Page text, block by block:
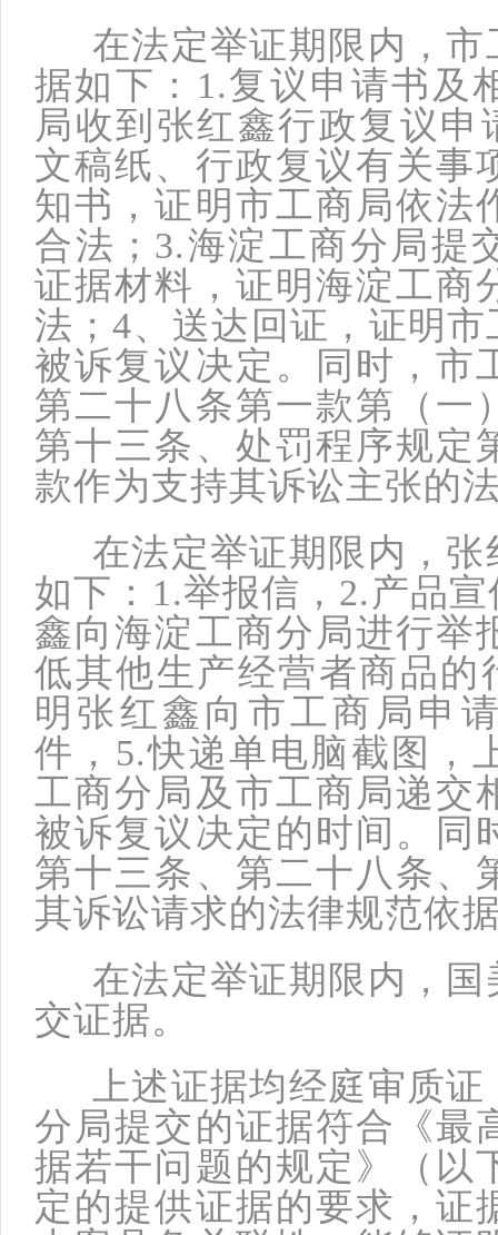
在法定举证期限内，市
据如下：1.复议申请书及
局收到张红鑫行政复议
文稿纸、行政复议有关事
知书，证明市工商局依法
合法；3.海淀工商分局提
证据材料，证明海淀工商
法；4、送达回证，证明
被诉复议决定。同时，市
第二十八条第一款第（一
第十三条、处罚程序规定
款作为支持其诉讼主张的
在法定举证期限内，张
如下：1.举报信，2.产品
鑫向海淀工商分局进行举
低其他生产经营者商品的
明张红鑫向市工商局申
件，5.快递单电脑截图，
工商分局及市工商局递交
被诉复议决定的时间。同
第十三条、第二十八条、
其诉讼请求的法律规范依
在法定举证期限内，国
交证据。
上述证据均经庭审质证
分局提交的证据符合《最
据若干问题的规定》（以
定的提供证据的要求，证